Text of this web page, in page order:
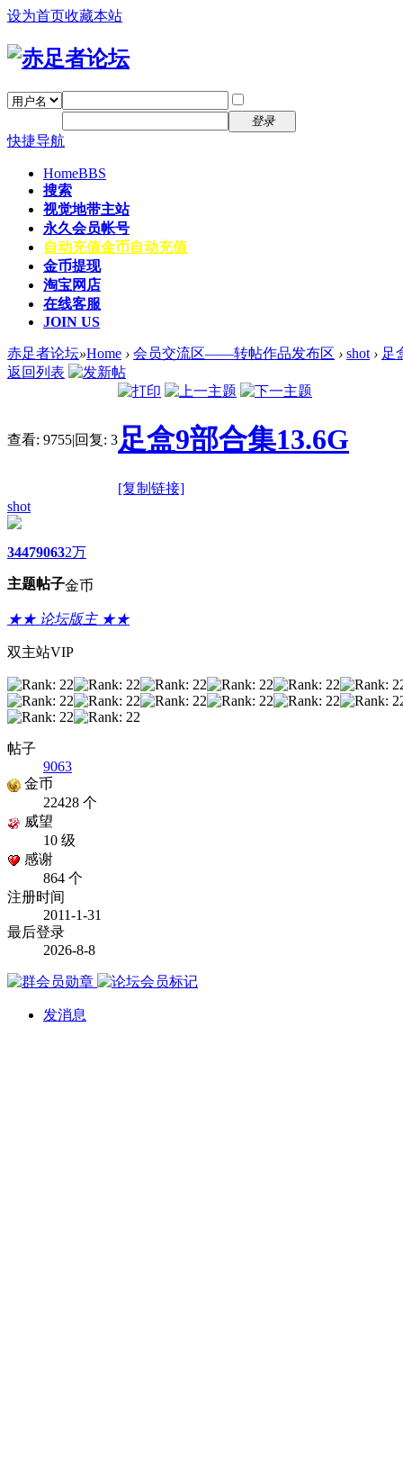
设为首页收藏本站
登录
快捷导航
HomeBBS
搜索
视觉地带主站
永久会员帐号
自动充值金币自动充值
金币提现
淘宝网店
在线客服
JOIN US
赤足者论坛»Home › 会员交流区——转帖作品发布区 › shot › 足
返回列表
查看: 9755|回复: 3足盒9部合集13.6G
[复制链接]
shot
3447
主题
9063
帖子
2万
金币
★★ 论坛版主 ★★
双主站VIP
帖子
9063
金币
22428 个
威望
10 级
感谢
864 个
注册时间
2011-1-31
最后登录
2026-8-8
发消息